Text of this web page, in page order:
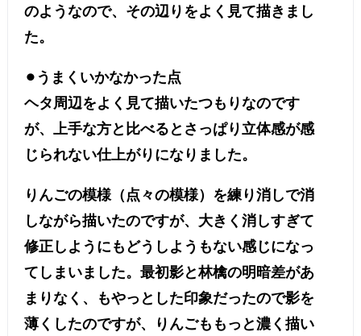
のようなので、その辺りをよく見て描きまし
た。
⚫︎うまくいかなかった点
ヘタ周辺をよく見て描いたつもりなのです
が、上手な方と比べるとさっぱり立体感が感
じられない仕上がりになりました。
りんごの模様（点々の模様）を練り消しで消
しながら描いたのですが、大きく消しすぎて
修正しようにもどうしようもない感じになっ
てしまいました。最初影と林檎の明暗差があ
まりなく、もやっとした印象だったので影を
薄くしたのですが、りんごももっと濃く描い